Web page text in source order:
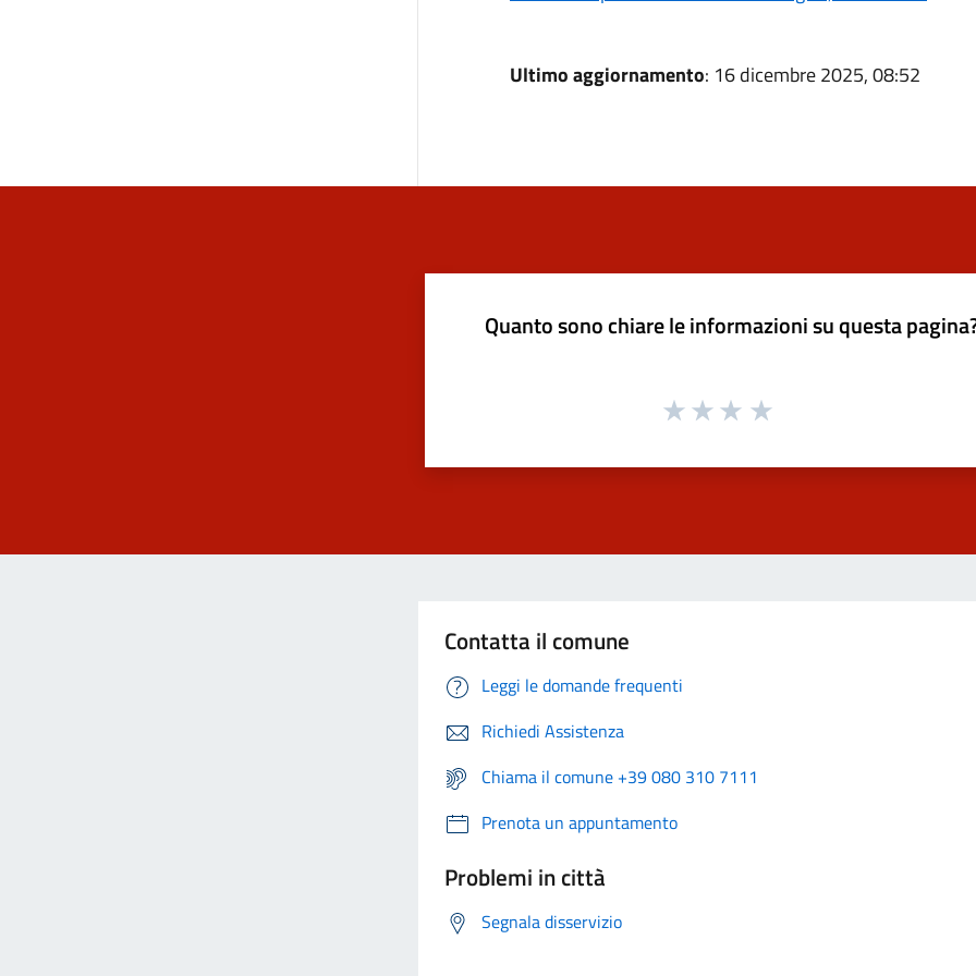
Ultimo aggiornamento: 16 dicembre 2025, 08:52
Quanto sono chiare le informazioni su questa
Contatta il comune
Leggi le domande frequenti
Richiedi Assistenza
Chiama il comune +39 080 310 7111
Prenota un appuntamento
Problemi in città
Segnala disservizio